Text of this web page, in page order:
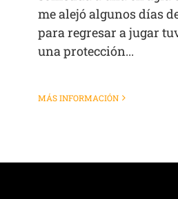
me alejó algunos días
para regresar a jugar
una protección...
MÁS INFORMACIÓN